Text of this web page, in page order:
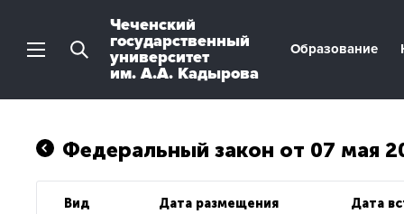
Чеченский
государственный
университет
им. А.А. Кадырова
Образование
Федеральный закон от 07 мая
Вид
Дата размещения
Дата